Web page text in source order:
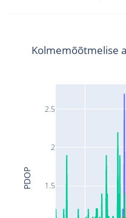
1.5
2
2.5
Kolmemõõtmelise
PDOP